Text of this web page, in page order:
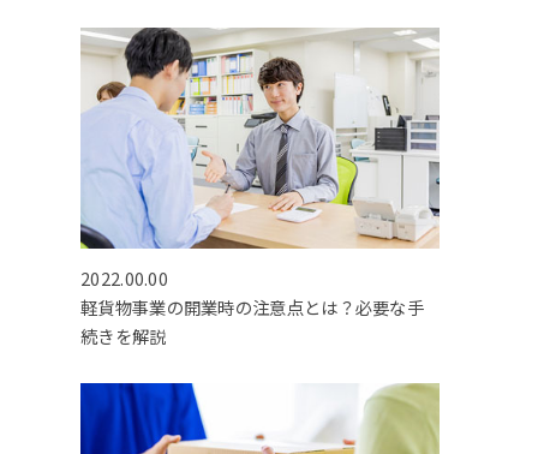
2022.00.00
軽貨物事業の開業時の注意点とは？必要な手
続きを解説